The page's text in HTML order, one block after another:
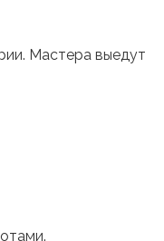
Мастера выедут